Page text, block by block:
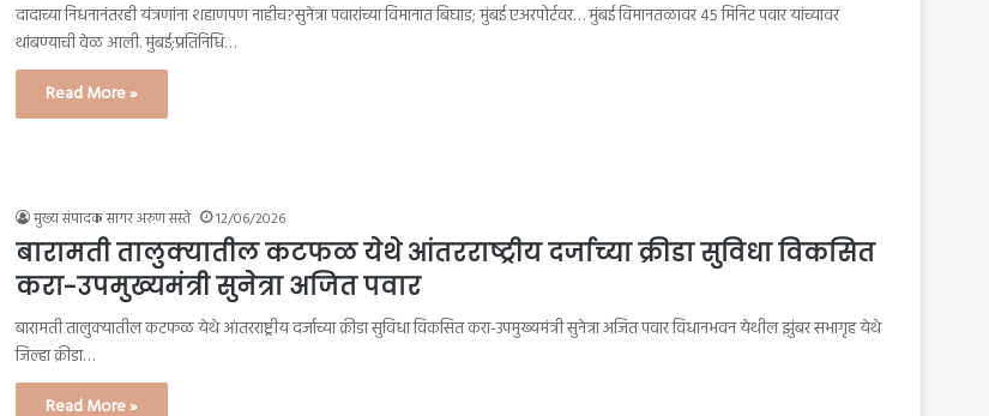
दादाच्या निधनानंतरही यंत्रणांना शहाणपण नाहीच?सुनेत्रा पवारांच्या विमानात बिघाड; मुंबई एअरपोर्टवर… मुंबई विमानतळावर 45 मिनिट पवार यांच्यावर
थांबण्याची वेळ आली. मुंबई;प्रतिनिधि…
Read More »
मुख्य संपादक सागर अरुण सस्ते 12/06/2026
बारामती तालुक्यातील कटफळ येथे आंतरराष्ट्रीय दर्जाच्या क्रीडा सुविधा विकसित
करा-उपमुख्यमंत्री सुनेत्रा अजित पवार
बारामती तालुक्यातील कटफळ येथे आंतरराष्ट्रीय दर्जाच्या क्रीडा सुविधा विकसित करा-उपमुख्यमंत्री सुनेत्रा अजित पवार विधानभवन येथील झुंबर सभागृह येथे
जिल्हा क्रीडा…
Read More »